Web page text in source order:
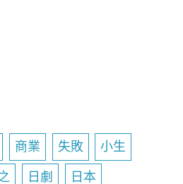
商業 失敗 小生
日劇 日本